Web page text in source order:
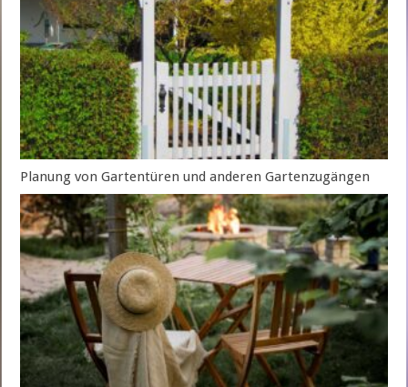
Planung von Gartentüren und anderen Gartenzugängen